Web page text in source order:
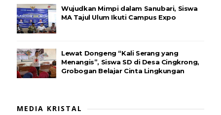
Wujudkan Mimpi dalam Sanubari, Siswa
MA Tajul Ulum Ikuti Campus Expo
Lewat Dongeng “Kali Serang yang
Menangis”, Siswa SD di Desa Cingkrong,
Grobogan Belajar Cinta Lingkungan
MEDIA KRISTAL